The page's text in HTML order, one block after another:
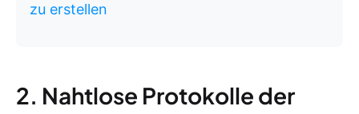
zu erstellen
2. Nahtlose Protokolle der